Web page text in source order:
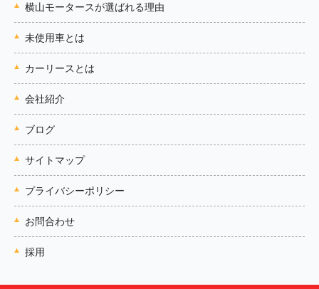
横山モータースが選ばれる理由
未使用車とは
カーリースとは
会社紹介
ブログ
サイトマップ
プライバシーポリシー
お問合わせ
採用